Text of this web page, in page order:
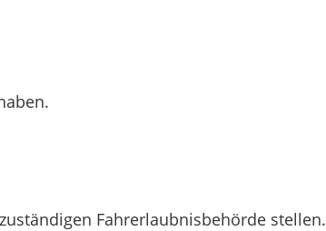
Fahrerlaubnisbehörde stellen.